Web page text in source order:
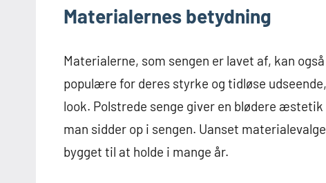
Materialernes betydning
Materialerne, som sengen er lavet af, kan
populære for deres styrke og tidløse
look. Polstrede senge giver en blødere
man sidder op i sengen. Uanset
bygget til at holde i mange år.